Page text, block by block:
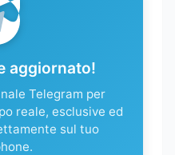
aggiornato!
Telegram per
reale, esclusive ed
sul tuo